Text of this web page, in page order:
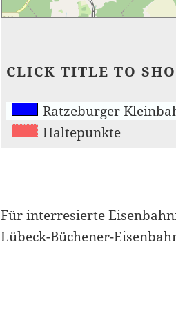
CLICK TITLE TO
Ratzeburger
Haltepunkte
Für interresierte
Lübeck-Büchener-